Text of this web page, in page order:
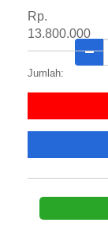
Rp.
13.800.000
Jumlah: